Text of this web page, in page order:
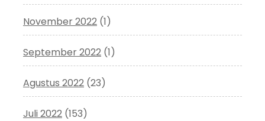
November 2022 (1)
September 2022 (1)
Agustus 2022 (23)
Juli 2022 (153)